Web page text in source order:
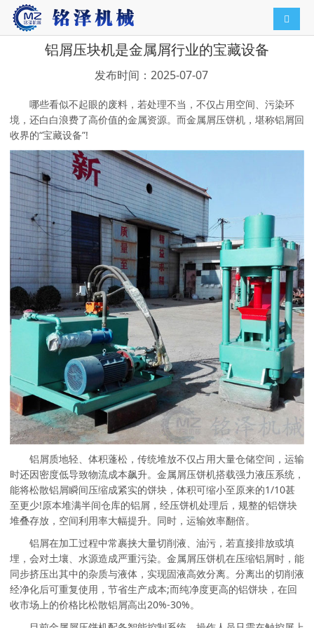
导航
铝屑压块机是金属屑行业的宝藏设备
发布时间：2025-07-07
哪些看似不起眼的废料，若处理不当，不仅占用空间、污染环
境，还白白浪费了高价值的金属资源。而金属屑压饼机，堪称铝屑回
收界的“宝藏设备”!
铝屑质地轻、体积蓬松，传统堆放不仅占用大量仓储空间，运输
时还因密度低导致物流成本飙升。金属屑压饼机搭载强力液压系统，
能将松散铝屑瞬间压缩成紧实的饼块，体积可缩小至原来的1/10甚
至更少!原本堆满半间仓库的铝屑，经压饼机处理后，规整的铝饼块
堆叠存放，空间利用率大幅提升。同时，运输效率翻倍。
铝屑在加工过程中常裹挟大量切削液、油污，若直接排放或填
埋，会对土壤、水源造成严重污染。金属屑压饼机在压缩铝屑时，能
同步挤压出其中的杂质与液体，实现固液高效分离。分离出的切削液
经净化后可重复使用，节省生产成本;而纯净度更高的铝饼块，在回
收市场上的价格比松散铝屑高出20%-30%。